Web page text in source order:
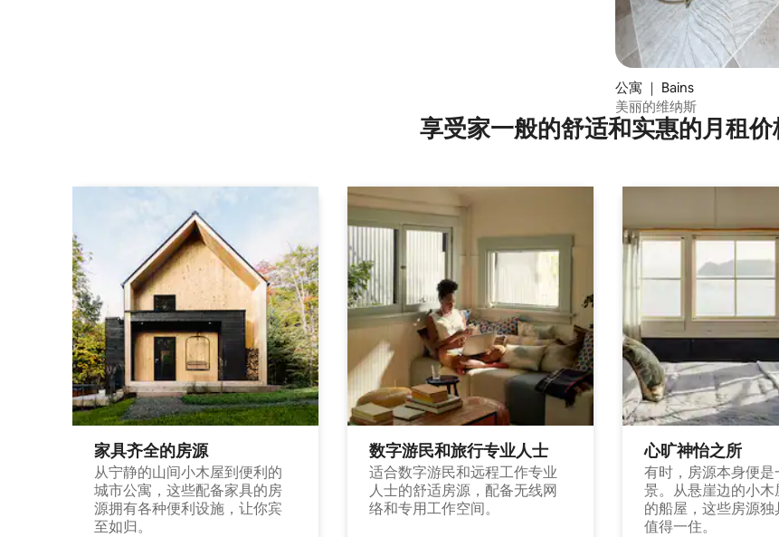
公寓 ｜ Bains
美丽的维纳斯
享受家一般的舒适和实惠的月租价
家具齐全的房源
从宁静的山间小木屋到便利的
城市公寓，这些配备家具的房
源拥有各种便利设施，让你宾
至如归。
数字游民和旅行专业人士
适合数字游民和远程工作专业
人士的舒适房源，配备无线网
络和专用工作空间。
心旷神怡之所
有时，房源本身便是
景。从悬崖边的小木
的船屋，这些房源独
值得一住。